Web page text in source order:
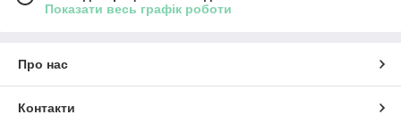
Показати весь графік роботи
Про нас
Контакти